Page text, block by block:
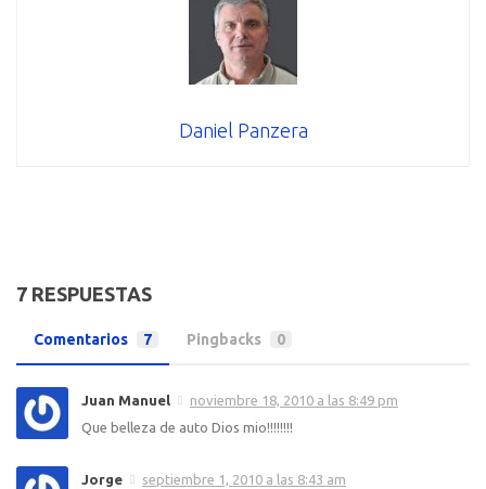
Daniel Panzera
7 RESPUESTAS
Comentarios 7 Pingbacks 0
Juan Manuel
noviembre 18, 2010 a las 8:49 pm
Que belleza de auto Dios mio!!!!!!!!
Jorge
septiembre 1, 2010 a las 8:43 am